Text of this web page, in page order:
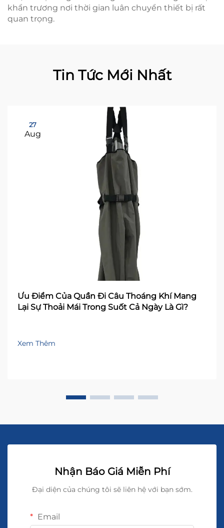
khẩn trương nơi thời gian luân chuyển thiết bị rất
quan trọng.
Tin Tức Mới Nhất
27
Aug
Ưu Điểm Của Quần Đi Câu Thoáng Khí Mang
Lại Sự Thoải Mái Trong Suốt Cả Ngày Là Gì?
Xem Thêm
Nhận Báo Giá Miễn Phí
Đại diện của chúng tôi sẽ liên hệ với bạn sớm.
Email